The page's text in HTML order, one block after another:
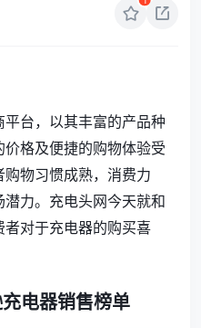
台， 以其丰富的产品种
格及便捷的购物体验受
物习惯成熟，消费力
力。充电头网今天就和
对于充电器的购买喜
电器销售榜单